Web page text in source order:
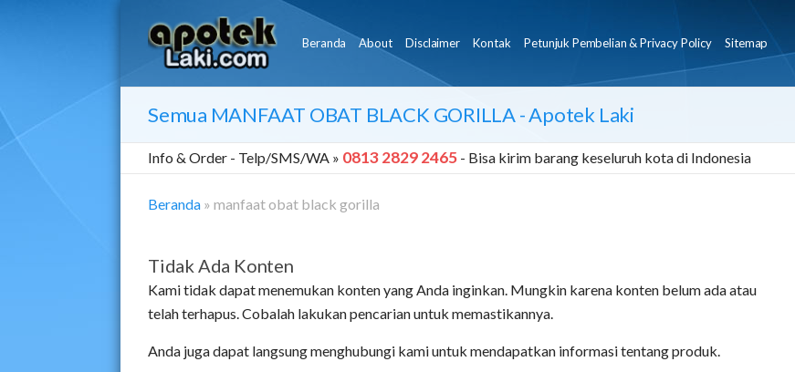
Beranda About Disclaimer Kontak Petunjuk Pembelian & Privacy Policy Sitemap
Semua MANFAAT OBAT BLACK GORILLA- Apotek Laki
Info & Order - Telp/SMS/WA » 0813 2829 2465 - Bisa kirim barang keseluruh kota di Indonesia
Beranda » manfaat obat black gorilla
Tidak Ada Konten
Kami tidak dapat menemukan konten yang Anda inginkan. Mungkin karena konten belum ada atau
telah terhapus. Cobalah lakukan pencarian untuk memastikannya.
Anda juga dapat langsung menghubungi kami untuk mendapatkan informasi tentang produk.